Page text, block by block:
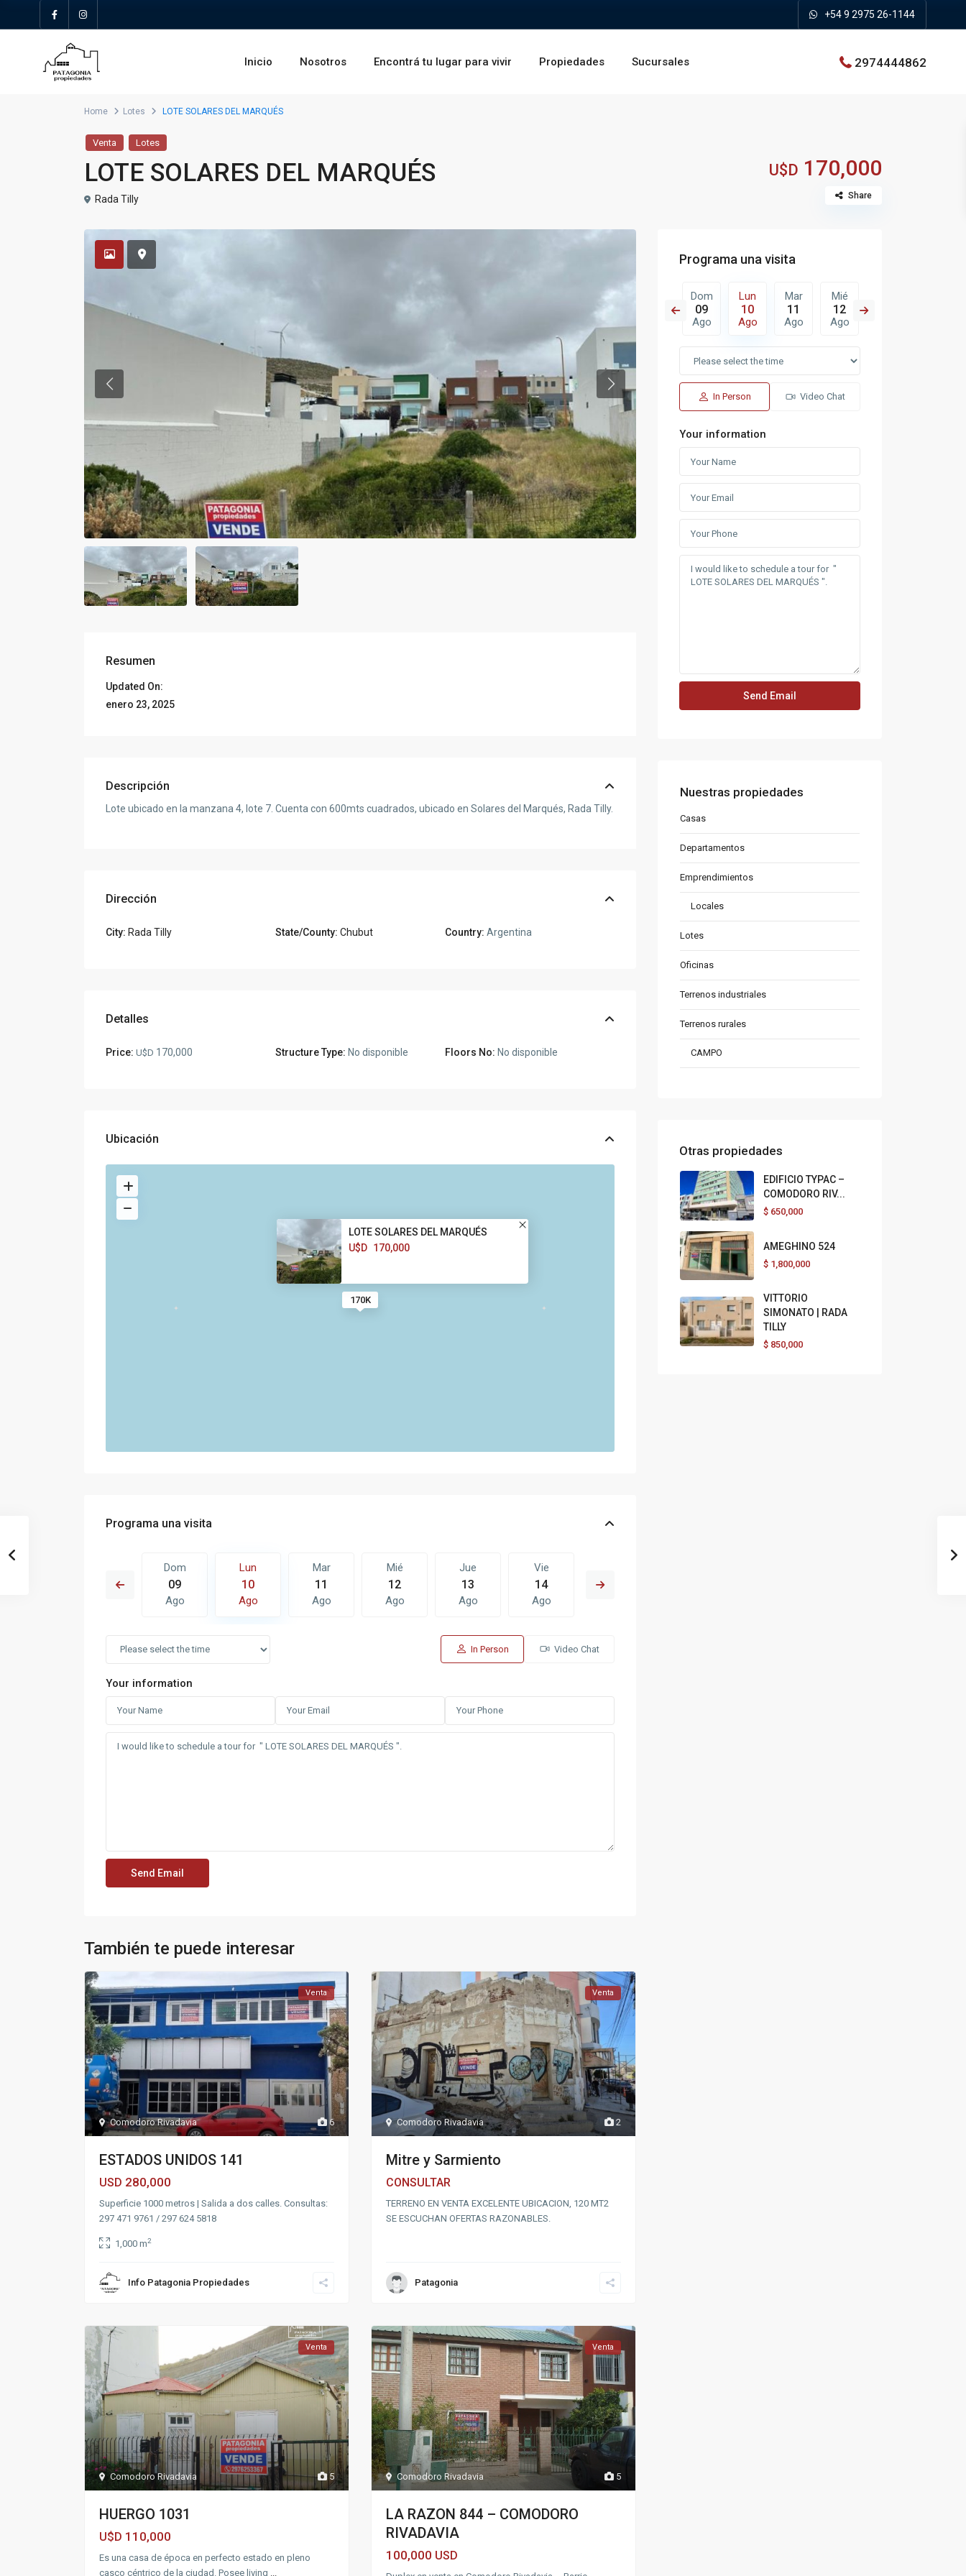
+54 9 2975 26-1144
Inicio Nosotros Encontrá tu lugar para vivir Propiedades Sucursales 2974444862
Home Lotes LOTE SOLARES DEL MARQUÉS
Venta Lotes
LOTE SOLARES DEL MARQUÉS U$D 170,000
Rada Tilly Share
Resumen
Updated On:
enero 23, 2025
Descripción
Lote ubicado en la manzana 4, lote 7. Cuenta con 600mts cuadrados, ubicado en Solares del Marqués, Rada Tilly.
Dirección
City: Rada Tilly State/County: Chubut Country: Argentina
Detalles
Price: U$D 170,000 Structure Type: No disponible Floors No: No disponible
Ubicación
170K
LOTE SOLARES DEL MARQUÉS
U$D 170,000
Programa una visita
Dom
09
Ago
Lun
10
Ago
Mar
11
Ago
Mié
12
Ago
Jue
13
Ago
Vie
14
Ago
In Person Video Chat
Your information
También te puede interesar
6
Comodoro Rivadavia
Venta
ESTADOS UNIDOS 141
USD 280,000
Superficie 1000 metros | Salida a dos calles. Consultas:
297 471 9761 / 297 624 5818
1,000 m2
Info Patagonia Propiedades
2
Comodoro Rivadavia
Venta
Mitre y Sarmiento
CONSULTAR
TERRENO EN VENTA EXCELENTE UBICACION, 120 MT2
SE ESCUCHAN OFERTAS RAZONABLES.
Patagonia
5
Comodoro Rivadavia
Venta
HUERGO 1031
U$D 110,000
Es una casa de época en perfecto estado en pleno
casco céntrico de la ciudad. Posee living ...
5
Comodoro Rivadavia
Venta
LA RAZON 844 – COMODORO
RIVADAVIA
100,000 USD
Programa una visita
Lun
17
Ago
Dom
09
Ago
Lun
10
Ago
Mar
11
Ago
Mié
12
Ago
18
Ago In Person Video Chat
Your information
Nuestras propiedades
Casas
Departamentos
Emprendimientos
Locales
Lotes
Oficinas
Terrenos industriales
Terrenos rurales
CAMPO
Otras propiedades
EDIFICIO TYPAC –
COMODORO RIV...
$650,000
AMEGHINO 524
$1,800,000
VITTORIO
SIMONATO | RADA
TILLY
$850,000